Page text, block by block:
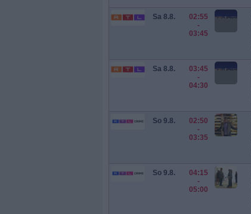
Sa 8.8.
02:55
-
03:45
Sa 8.8.
03:45
-
04:30
So 9.8.
02:50
-
03:35
So 9.8.
04:15
-
05:00